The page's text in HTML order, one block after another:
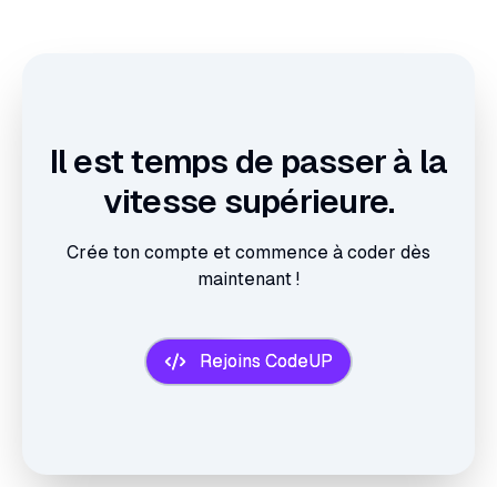
Il est temps de passer à la
vitesse supérieure.
Crée ton compte et commence à coder dès
maintenant !
Rejoins CodeUP